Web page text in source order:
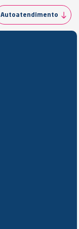
Autoatendimento